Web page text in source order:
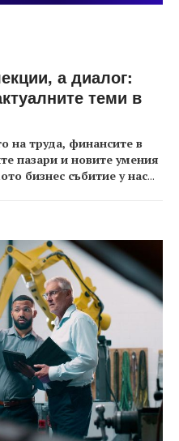
а диалог:
теми в
на труда, финансите в
пазари и новите умения
бизнес събитие у нас...